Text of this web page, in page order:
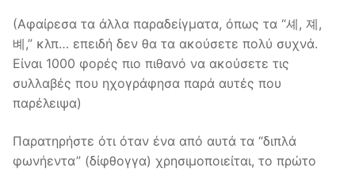
(Αφαίρεσα τα άλλα παραδείγματα, όπως τα “셰, 졔,
볘,” κλπ… επειδή δεν θα τα ακούσετε πολύ συχνά.
Είναι 1000 φορές πιο πιθανό να ακούσετε τις
συλλαβές που ηχογράφησα παρά αυτές που
παρέλειψα)
Παρατηρήστε ότι όταν ένα από αυτά τα “διπλά
φωνήεντα” (δίφθογγα) χρησιμοποιείται, το πρώτο